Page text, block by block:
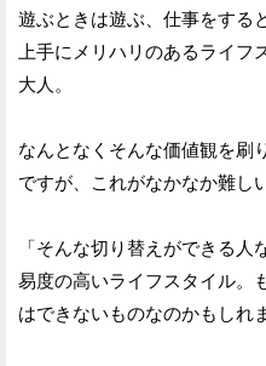
遊ぶときは遊ぶ、仕事をする
上手にメリハリのあるライ
大人。
なんとなくそんな価値観を刷
ですが、これがなかなか難し
「そんな切り替えができる
易度の高いライフスタイル。
はできないものなのかもしれ